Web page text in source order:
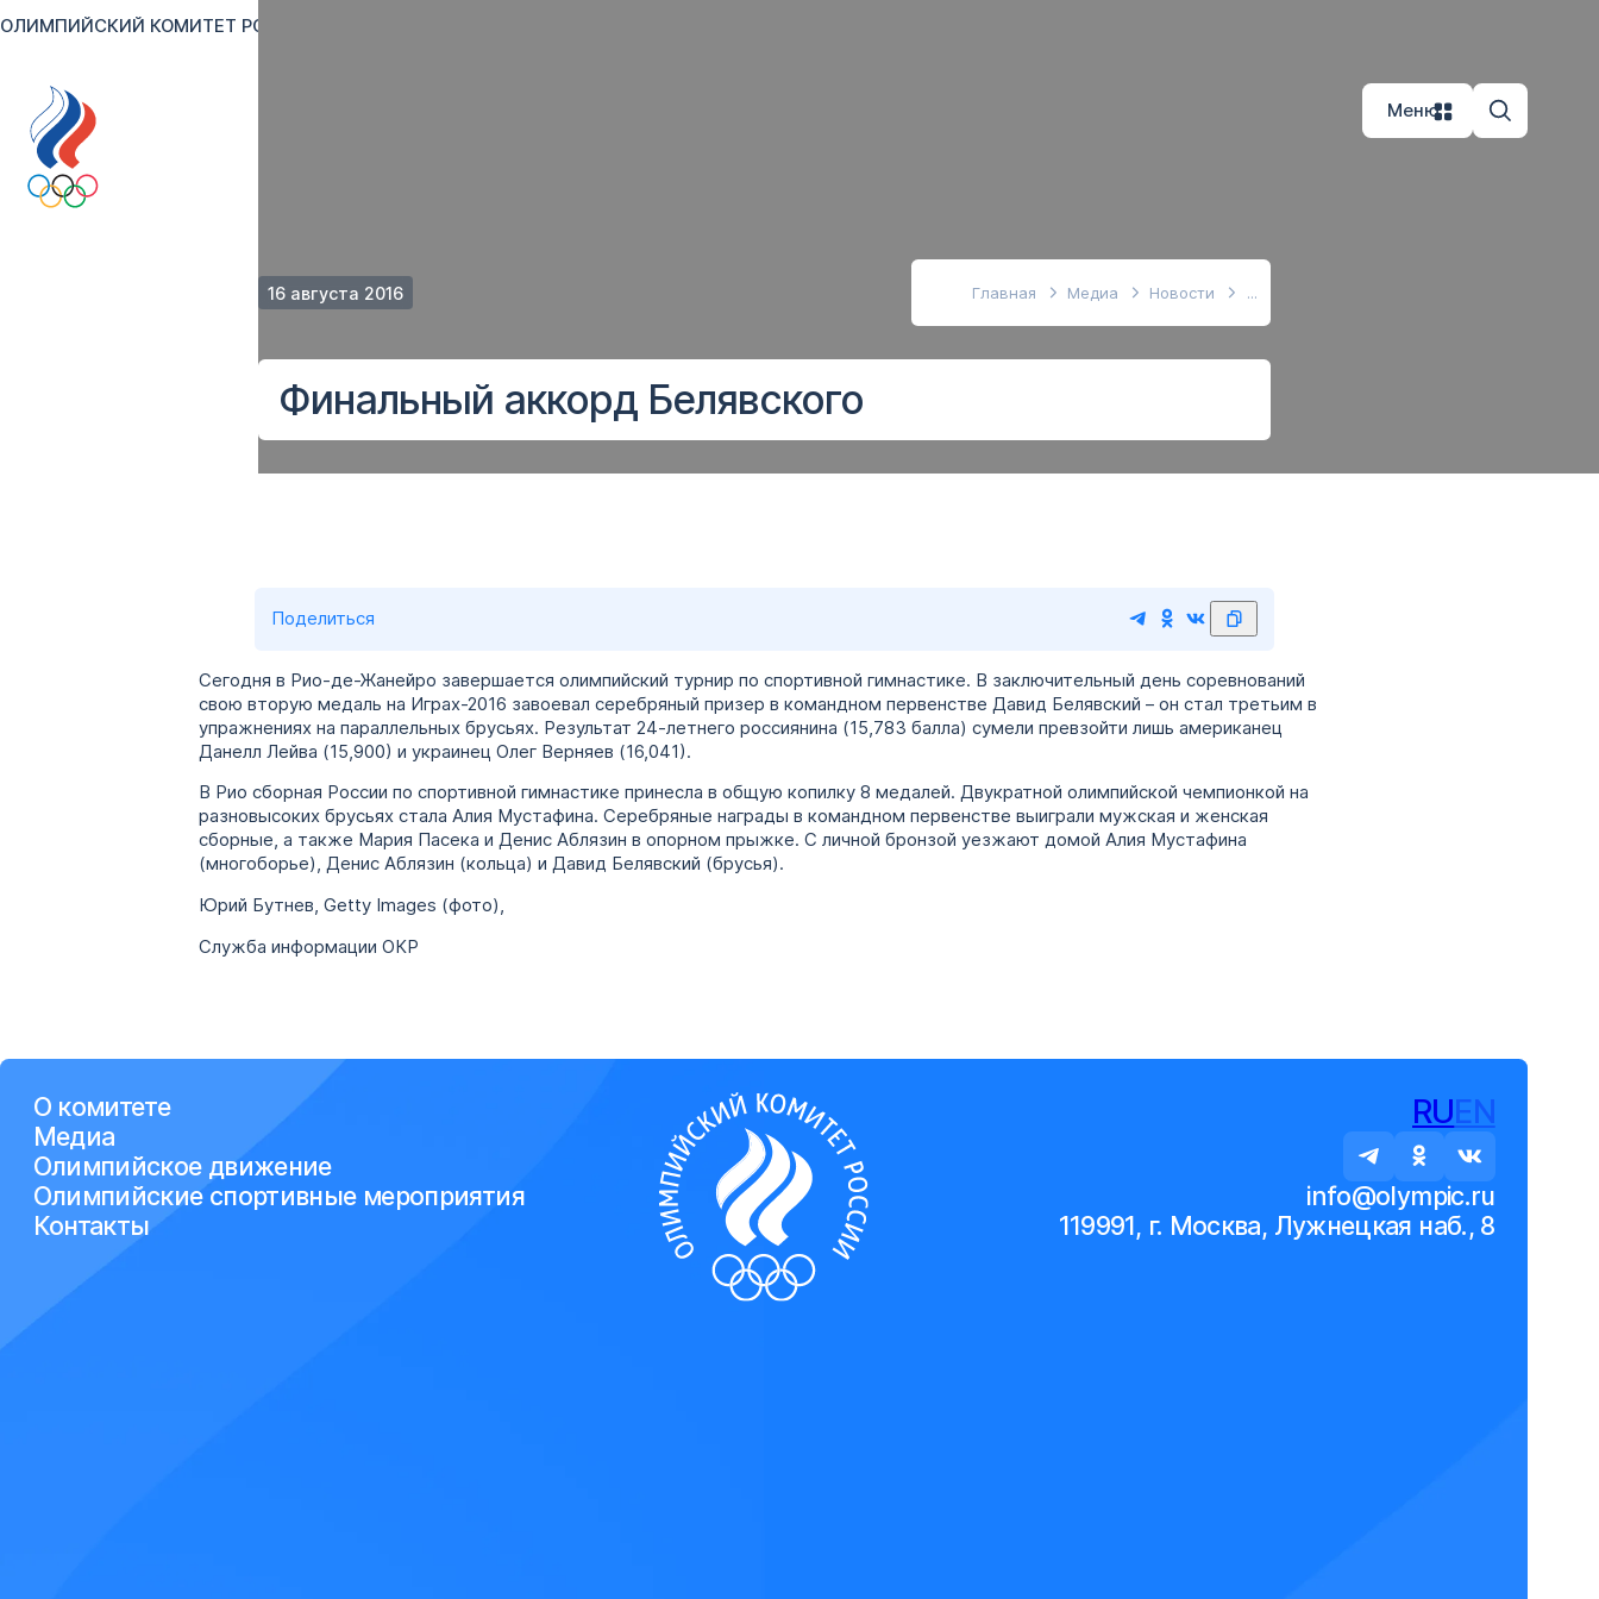
ОЛИМПИЙСКИЙ КОМИТЕТ РОССИИ
Меню
16 августа 2016 Главная Медиа Новости
Финальный аккорд Белявского
Поделиться
Сегодня в Рио-де-Жанейро завершается олимпийский турнир по спортивной гимнастике. В заключительный день соревнований
свою вторую медаль на Играх-2016 завоевал серебряный призер в командном первенстве Давид Белявский – он стал третьим в
упражнениях на параллельных брусьях. Результат 24-летнего россиянина (15,783 балла) сумели превзойти лишь американец
Данелл Лейва (15,900) и украинец Олег Верняев (16,041).
В Рио сборная России по спортивной гимнастике принесла в общую копилку 8 медалей. Двукратной олимпийской чемпионкой на
разновысоких брусьях стала Алия Мустафина. Серебряные награды в командном первенстве выиграли мужская и женская
сборные, а также Мария Пасека и Денис Аблязин в опорном прыжке. С личной бронзой уезжают домой Алия Мустафина
(многоборье), Денис Аблязин (кольца) и Давид Белявский (брусья).
Юрий Бутнев, Getty Images (фото),
Служба информации ОКР
О комитете
Медиа
Олимпийское движение
Олимпийские спортивные мероприятия
Контакты
RUEN
info@olympic.ru
119991, г. Москва, Лужнецкая наб., 8